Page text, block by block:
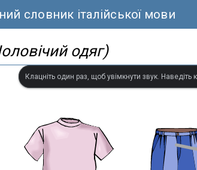
словник італійської мови
одяг)
Клацніть один раз, щоб увімкнути звук.